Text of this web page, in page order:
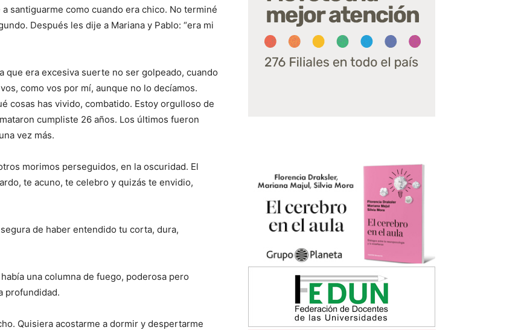
santiguarme como cuando era chico. No terminé
Después les dije a Mariana y Pablo: “era mi
que era excesiva suerte no ser golpeado, cuando
como vos por mí, aunque no lo decíamos.
cosas has vivido, combatido. Estoy orgulloso de
cumpliste 26 años. Los últimos fueron
vez más.
morimos perseguidos, en la oscuridad. El
te acuno, te celebro y quizás te envidio,
de haber entendido tu corta, dura,
una columna de fuego, poderosa pero
profundidad.
Quisiera acostarme a dormir y despertarme